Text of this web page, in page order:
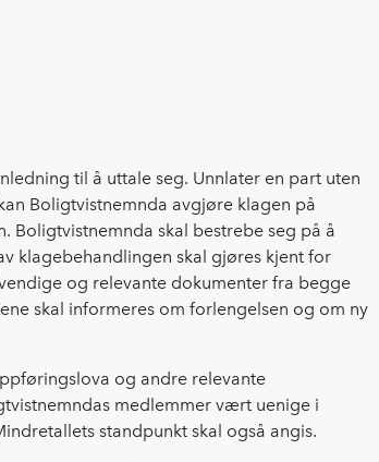
til å uttale seg. Unnlater en part uten
Boligtvistnemnda avgjøre klagen på
Boligtvistnemnda skal bestrebe seg på å
klagebehandlingen skal gjøres kjent for
og relevante dokumenter fra begge
skal informeres om forlengelsen og om ny
og andre relevante
medlemmer vært uenige i
standpunkt skal også angis.